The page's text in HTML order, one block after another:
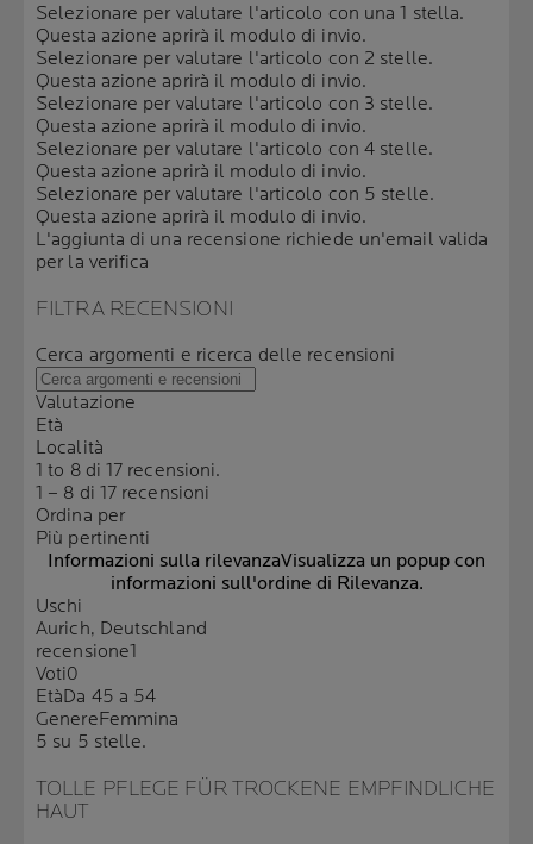
Selezionare per valutare l'articolo con una 1 stella.
Questa azione aprirà il modulo di invio.
Selezionare per valutare l'articolo con 2 stelle.
Questa azione aprirà il modulo di invio.
Selezionare per valutare l'articolo con 3 stelle.
Questa azione aprirà il modulo di invio.
Selezionare per valutare l'articolo con 4 stelle.
Questa azione aprirà il modulo di invio.
Selezionare per valutare l'articolo con 5 stelle.
Questa azione aprirà il modulo di invio.
L'aggiunta di una recensione richiede un'email valida
per la verifica
FILTRA RECENSIONI
Cerca argomenti e ricerca delle recensioni
Valutazione
Età
Località
1 to 8 di 17 recensioni.
1 – 8 di 17 recensioni
Ordina per
Più pertinenti
Informazioni sulla rilevanzaVisualizza un popup con
informazioni sull'ordine di Rilevanza.
Uschi
Aurich, Deutschland
recensione1
Voti0
EtàDa 45 a 54
GenereFemmina
5 su 5 stelle.
TOLLE PFLEGE FÜR TROCKENE EMPFINDLICHE
HAUT